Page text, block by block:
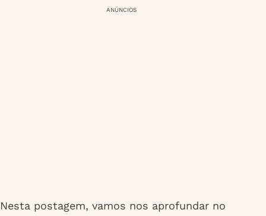
ANÚNCIOS
Nesta postagem, vamos nos aprofundar no